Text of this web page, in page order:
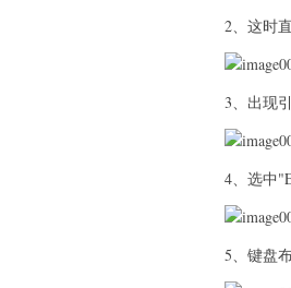
2、这时
3、出现
4、选中
5、键盘